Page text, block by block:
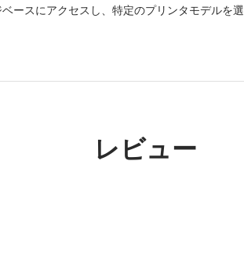
ースにアクセスし、特定のプリンタモデルを選
レビュー